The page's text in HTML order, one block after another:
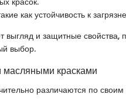
как устойчивость к
выгляд и защитные свойства,
выбор.
красками
различаются по своим